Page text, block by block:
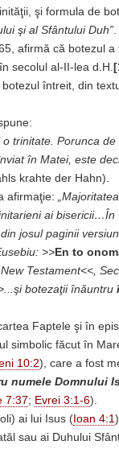
şi formula de
şi al Sfântului Duh”.
afirmă că botezul
în secolul al-II-lea d.H.
întreit, din
trinitate. Porunca
în Matei, este
krahte der Hahn).
afirmaţie:
ai bisericii…În
josul paginii
>> En to
Testament<<,
botezaţii înăuntru
Faptele şi în
simbolic făcut în
10:2), care a fost
numele Domnului
7:37; Evrei 3:1-6).
ai lui Isus ( Ioan 4:1
sau ai Duhului